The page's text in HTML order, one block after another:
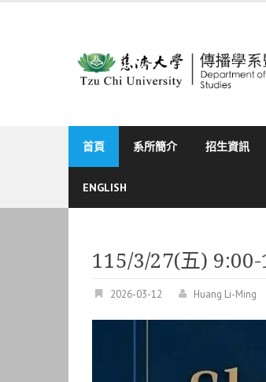
首頁 系所簡介 招生資訊
ENGLISH
115/3/27(五)
2026-03-12 Huang Li-Ming